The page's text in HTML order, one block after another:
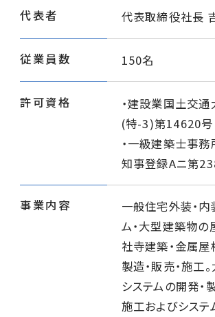
受賞・認可
住宅リフォーム
丸わかりパンフレット
お客さまからの評価
メディア情報
プライバシーポリシー
代表者 代表取締役社長
従業員数 150名
許可資格
・建設業国土交
(特-3)第14620号
・一級建築士事
知事登録Aニ第
事業内容
一般住宅外装・内
ム・大型建築物の
社寺建築・金属屋
製造・販売・施工
システムの開発・
施工およびシステ